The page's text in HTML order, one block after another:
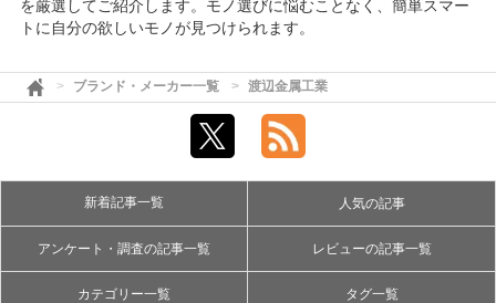
を厳選してご紹介します。モノ選びに悩むことなく、簡単スマー
トに自分の欲しいモノが見つけられます。
ブランド・メーカー一覧 渡辺金属工業
新着記事一覧 人気の記事
アンケート・調査の記事一覧 レビューの記事一覧
カテゴリー一覧 タグ一覧